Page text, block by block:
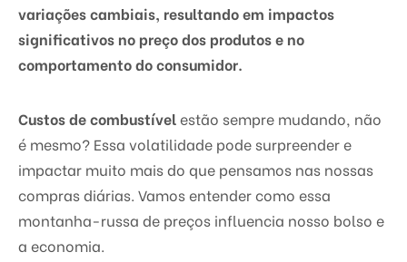
variações cambiais, resultando em impactos
significativos no preço dos produtos e no
comportamento do consumidor.
Custos de combustívelestão sempre mudando, não
é mesmo? Essa volatilidade pode surpreender e
impactar muito mais do que pensamos nas nossas
compras diárias. Vamos entender como essa
montanha-russa de preços influencia nosso bolso e
a economia.